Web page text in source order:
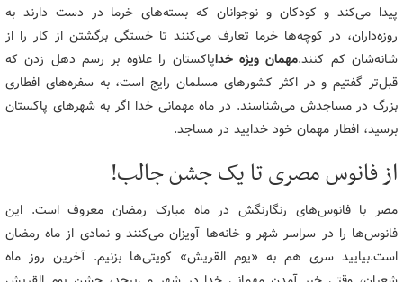
پیدا می‌کند و کودکان و نوجوانان که بسته‌های خرما در دست دارند به
روزه‌داران، در کوچه‌ها خرما تعارف می‌کنند تا خستگی برگشتن از کار را از
شانه‌شان کم کنند.مهمان ویژه خداپاکستان را علاوه بر رسم دهل زدن که
قبل‌تر گفتیم و در اکثر کشورهای مسلمان رایج است، به سفره‌های افطاری
بزرگ در مساجدش می‌شناسند. در ماه مهمانی خدا اگر به شهرهای پاکستان
برسید، افطار مهمان خود خدایید در مساجد.
از فانوس مصری تا یک‌ جشن جالب!
مصر با فانوس‌های رنگارنگش در ماه مبارک رمضان معروف است. این
فانوس‌ها را در سراسر شهر و خانه‌ها آویزان می‌کنند و نمادی از ماه رمضان
است.بیایید سری هم به «یوم القریش» کویتی‌ها بزنیم. آخرین روز ماه